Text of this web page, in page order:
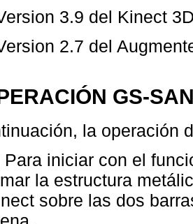
3.9 del Kinect
2.7 del
GS-
la operación
Para iniciar con el
la estructura
sobre las dos